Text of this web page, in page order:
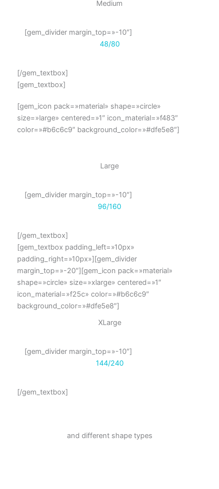
Medium
[gem_divider margin_top=»-10″]
48/80
[/gem_textbox]
[gem_textbox]
[gem_icon pack=»material» shape=»circle»
size=»large» centered=»1″ icon_material=»f483″
color=»#b6c6c9″ background_color=»#dfe5e8″]
Large
[gem_divider margin_top=»-10″]
96/160
[/gem_textbox]
[gem_textbox padding_left=»10px»
padding_right=»10px»][gem_divider
margin_top=»-20″][gem_icon pack=»material»
shape=»circle» size=»xlarge» centered=»1″
icon_material=»f25c» color=»#b6c6c9″
background_color=»#dfe5e8″]
XLarge
[gem_divider margin_top=»-10″]
144/240
[/gem_textbox]
and different shape types